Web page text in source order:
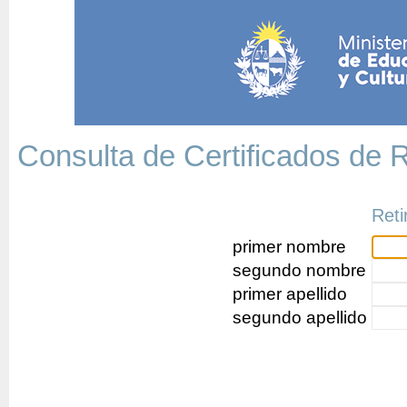
Consulta de Certificados de
primer nombre
segundo nombre
primer apellido
segundo apellido